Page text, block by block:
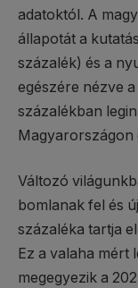
adatoktól. A
állapotát a
százalék) és a
egészére nézve
százalékban
Magyarországon
Változó
bomlanak fel és
százaléka tartja
Ez a valaha mért
megegyezik a